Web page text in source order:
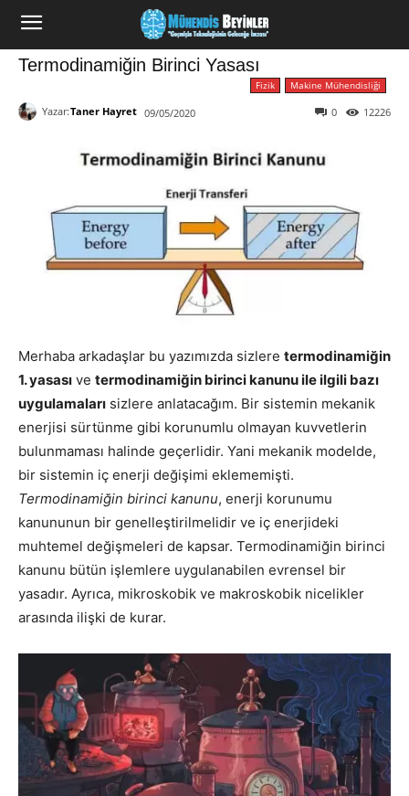
Termodinamiğin Birinci Yasası
Fizik Makine Mühendisliği
Yazar:Taner Hayret 09/05/2020 12226
0
Merhaba arkadaşlar bu yazımızda sizlere termodinamiğin
1. yasası ve termodinamiğin birinci kanunu ile ilgili bazı
uygulamaları sizlere anlatacağım. Bir sistemin mekanik
enerjisi sürtünme gibi korunumlu olmayan kuvvetlerin
bulunmaması halinde geçerlidir. Yani mekanik modelde,
bir sistemin iç enerji değişimi eklememişti.
Termodinamiğin birinci kanunu, enerji korunumu
kanununun bir genelleştirilmelidir ve iç enerjideki
muhtemel değişmeleri de kapsar. Termodinamiğin birinci
kanunu bütün işlemlere uygulanabilen evrensel bir
yasadır. Ayrıca, mikroskobik ve makroskobik nicelikler
arasında ilişki de kurar.